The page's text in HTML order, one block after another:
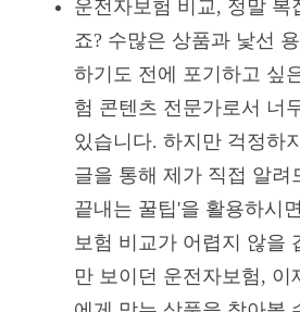
운전자보험 비교, 정말 복
죠? 수많은 상품과 낯선
하기도 전에 포기하고 싶
험 콘텐츠 전문가로서 너
있습니다. 하지만 걱정하
글을 통해 제가 직접 알려
끝내는 꿀팁'을 활용하시
보험 비교가 어렵지 않을
만 보이던 운전자보험, 이